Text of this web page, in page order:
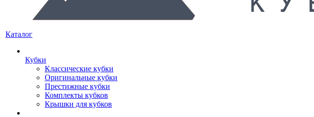
Каталог
Кубки
Классические кубки
Оригинальные кубки
Престижные кубки
Комплекты кубков
Крышки для кубков